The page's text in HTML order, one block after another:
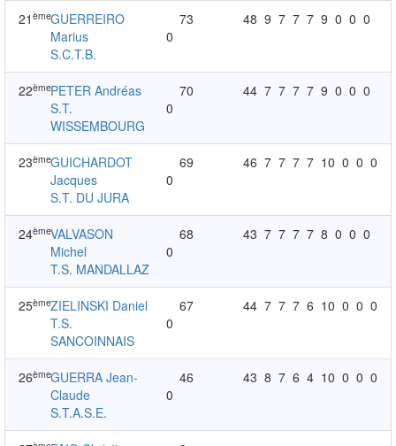
21 èmeGUERREIRO
Marius
S.C.T.B.
73 48 9 7 7 7 9 0 0 0
0
22èmePETER Andréas
S.T.
WISSEMBOURG
70 44 7 7 7 7 9 0 0 0
0
23èmeGUICHARDOT
Jacques
S.T. DU JURA
69 46 7 7 7 7 10 0 0 0
0
24èmeVALVASON
Michel
T.S. MANDALLAZ
68 43 7 7 7 7 8 0 0 0
0
25èmeZIELINSKI Daniel
T.S.
SANCOINNAIS
67 44 7 7 7 6 10 0 0 0
0
26èmeGUERRA Jean-
Claude
S.T.A.S.E.
46 43 8 7 6 4 10 0 0 0
0